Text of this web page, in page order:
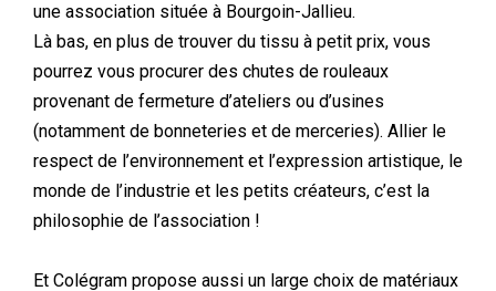
une association située à Bourgoin-Jallieu.
Là bas, en plus de trouver du tissu à petit prix, vous
pourrez vous procurer des chutes de rouleaux
provenant de fermeture d’ateliers ou d’usines
(notamment de bonneteries et de merceries). Allier le
respect de l’environnement et l’expression artistique, le
monde de l’industrie et les petits créateurs, c’est la
philosophie de l’association !
Et Colégram propose aussi un large choix de matériaux